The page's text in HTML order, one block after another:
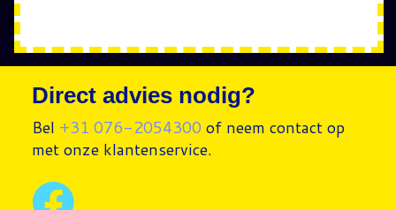
Direct advies nodig?
Bel +31 076-2054300 of neem contact op
met onze klantenservice.